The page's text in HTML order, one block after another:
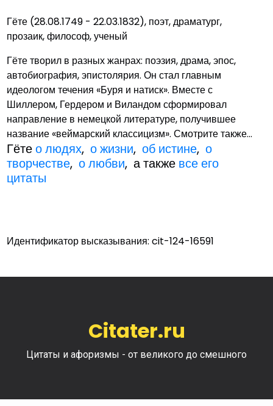
Гёте (28.08.1749 - 22.03.1832), поэт, драматург,
прозаик, философ, ученый
Гёте творил в разных жанрах: поэзия, драма, эпос,
автобиография, эпистолярия. Он стал главным
идеологом течения «Буря и натиск». Вместе с
Шиллером, Гердером и Виландом сформировал
направление в немецкой литературе, получившее
название «веймарский классицизм». Смотрите также...
Гётео людях,о жизни,об истине,о
творчестве,о любви, а также все его
цитаты
Идентификатор высказывания: cit-124-16591
Citater.ru
Цитаты и афоризмы - от великого до смешного